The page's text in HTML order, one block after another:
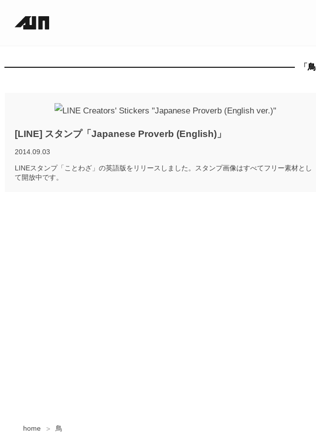
「 鳥
[LINE] スタンプ「Japanese Proverb (English)」
2014.09.03
LINEスタンプ「ことわざ」の英語版をリリースしました。スタンプ画像はすべてフリー素材とし
て開放中です。
home 鳥